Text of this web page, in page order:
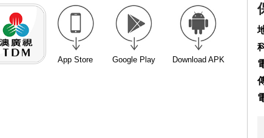
App Store Google Play Download APK